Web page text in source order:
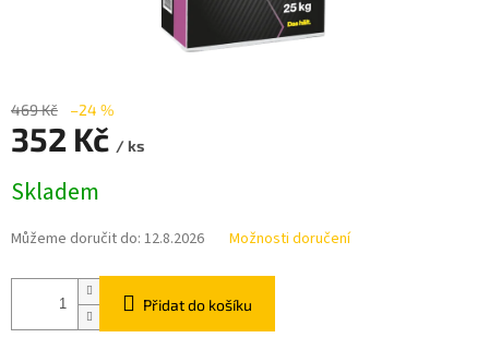
469 Kč –24 %
352 Kč / ks
cena:
Skladem
Můžeme doručit do: 12.8.2026 Možnosti doručení
Přidat do košíku